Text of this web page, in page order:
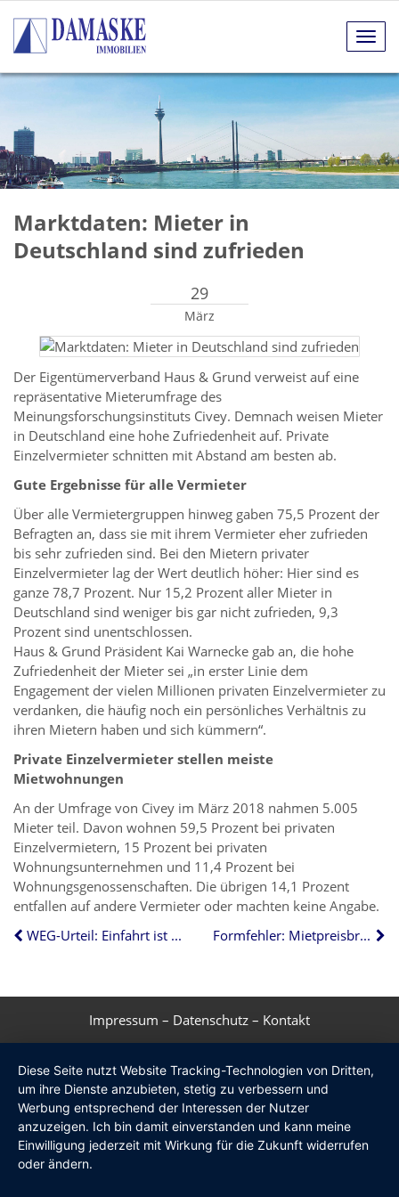
Marktdaten: Mieter in
Deutschland sind zufrieden
29
März
Der Eigentümerverband Haus & Grund verweist auf eine
repräsentative Mieterumfrage des
Meinungsforschungsinstituts Civey. Demnach weisen Mieter
in Deutschland eine hohe Zufriedenheit auf. Private
Einzelvermieter schnitten mit Abstand am besten ab.
Gute Ergebnisse für alle Vermieter
Über alle Vermietergruppen hinweg gaben 75,5 Prozent der
Befragten an, dass sie mit ihrem Vermieter eher zufrieden
bis sehr zufrieden sind. Bei den Mietern privater
Einzelvermieter lag der Wert deutlich höher: Hier sind es
ganze 78,7 Prozent. Nur 15,2 Prozent aller Mieter in
Deutschland sind weniger bis gar nicht zufrieden, 9,3
Prozent sind unentschlossen.
Haus & Grund Präsident Kai Warnecke gab an, die hohe
Zufriedenheit der Mieter sei „in erster Linie dem
Engagement der vielen Millionen privaten Einzelvermieter zu
verdanken, die häufig noch ein persönliches Verhältnis zu
ihren Mietern haben und sich kümmern“.
Private Einzelvermieter stellen meiste
Mietwohnungen
An der Umfrage von Civey im März 2018 nahmen 5.005
Mieter teil. Davon wohnen 59,5 Prozent bei privaten
Einzelvermietern, 15 Prozent bei privaten
Wohnungsunternehmen und 11,4 Prozent bei
Wohnungsgenossenschaften. Die übrigen 14,1 Prozent
entfallen auf andere Vermieter oder machten keine Angabe.
WEG-Urteil: Einfahrt ist kein Parkplatz
Formfehler: Mietpreisbremse in Hessen wackelt
Impressum – Datenschutz – Kontakt
Diese Seite nutzt Website Tracking-Technologien von Dritten,
um ihre Dienste anzubieten, stetig zu verbessern und
Werbung entsprechend der Interessen der Nutzer
anzuzeigen. Ich bin damit einverstanden und kann meine
Einwilligung jederzeit mit Wirkung für die Zukunft widerrufen
oder ändern.